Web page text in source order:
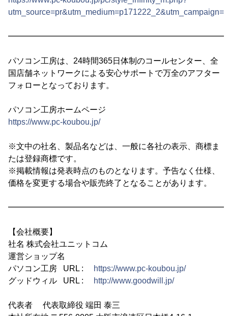
パソコン工房は、24時間365日体制のコールセンター、全
国店舗ネットワークによる安心サポートで万全のアフター
フォローとなっております。
パソコン工房ホームページ
https://www.pc-koubou.jp/
※文中の社名、製品名などは、一般に各社の表示、商標ま
たは登録商標です。
※掲載情報は発表時点のものとなります。予告なく仕様、
価格を変更する場合や販売終了となることがあります。
【会社概要】
社名 株式会社ユニットコム
運営ショップ名
パソコン工房 URL :
https://www.pc-koubou.jp/
グッドウィル URL :
http://www.goodwill.jp/
代表者 代表取締役 端田 泰三